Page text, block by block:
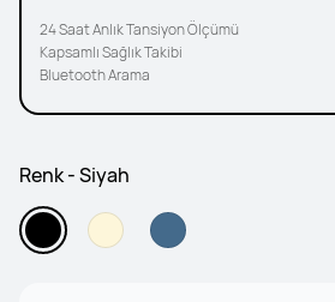
24 Saat Anlık Tansiyon Ölçümü
Kapsamlı Sağlık Takibi
Bluetooth Arama
Renk - Siyah